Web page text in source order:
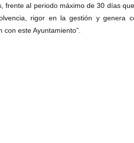
frente al periodo máximo de 30 días
rigor en la gestión y genera
este Ayuntamiento”.